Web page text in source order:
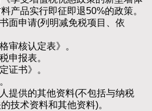
产品实行即征即退50%的政策。
申请(列明减免税项目、依
核认定表》。
报表。
书》。
供的其他资料(不包括与纳税
技术资料和其他资料)。